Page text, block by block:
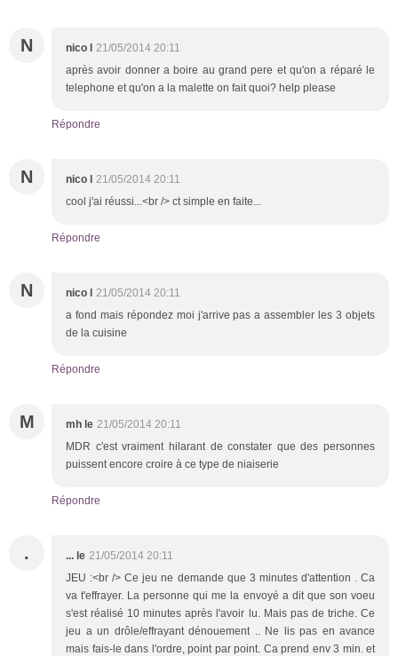
N nico l 21/05/2014 20:11
après avoir donner a boire au grand pere et qu'on a réparé le
telephone et qu'on a la malette on fait quoi? help please
Répondre
N nico l 21/05/2014 20:11
cool j'ai réussi...<br /> ct simple en faite...
Répondre
N nico l 21/05/2014 20:11
a fond mais répondez moi j'arrive pas a assembler les 3 objets
de la cuisine
Répondre
M mh le 21/05/2014 20:11
MDR c'est vraiment hilarant de constater que des personnes
puissent encore croire à ce type de niaiserie
Répondre
. ... le 21/05/2014 20:11
JEU :<br /> Ce jeu ne demande que 3 minutes d'attention . Ca
va t'effrayer. La personne qui me la envoyé a dit que son voeu
s'est réalisé 10 minutes après l'avoir lu. Mais pas de triche. Ce
jeu a un drôle/effrayant dénouement .. Ne lis pas en avance
mais fais-le dans l'ordre, point par point. Ca prend env 3 min. et